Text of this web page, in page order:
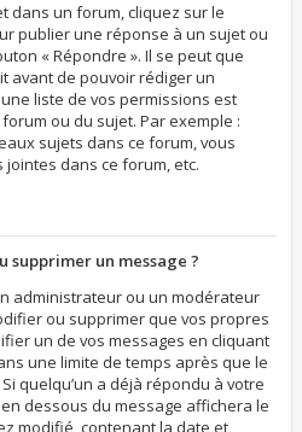
dans un forum, cliquez sur le
publier une réponse à un sujet ou
« Répondre ». Il se peut que
avant de pouvoir rédiger un
liste de vos permissions est
ou du sujet. Par exemple :
sujets dans ce forum, vous
dans ce forum, etc.
supprimer un message ?
administrateur ou un modérateur
ou supprimer que vos propres
un de vos messages en cliquant
une limite de temps après que le
quelqu’un a déjà répondu à votre
dessous du message affichera le
modifié, contenant la date et